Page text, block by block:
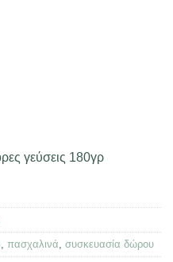
γεύσεις 180γρ
πασχαλινά συσκευασία δώρου